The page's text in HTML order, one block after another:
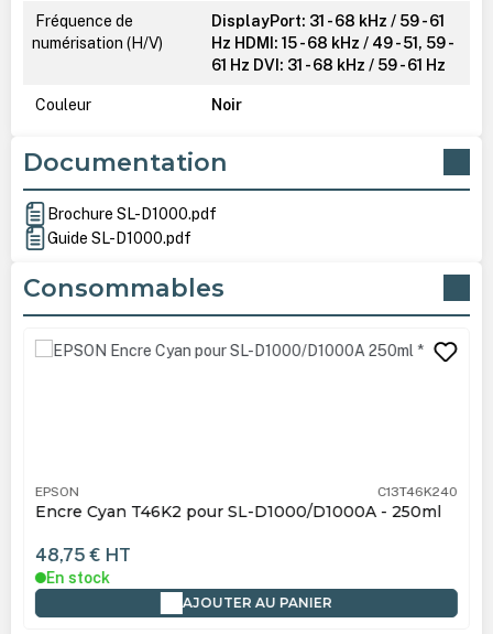
Fréquence de
numérisation (H/V)
DisplayPort: 31 - 68 kHz / 59 - 61
Hz HDMI: 15 - 68 kHz / 49 - 51, 59 -
61 Hz DVI: 31 - 68 kHz / 59 - 61 Hz
Couleur Noir
Documentation
Brochure SL-D1000.pdf
Guide SL-D1000.pdf
Consommables
Ignorer la galerie de produits
EPSON C13T46K240
Encre Cyan T46K2 pour SL-D1000/D1000A - 250ml
48,75 € HT
En stock
AJOUTER AU PANIER